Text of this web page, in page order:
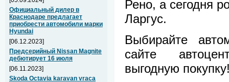
Официальный дилер в
Краснодаре предлагает
приобрести автомобили марки
Hyundai
[06.12.2023]
Предсерийный Nissan Magnite
дебютирует 16 июля
[06.11.2023]
Skoda Octavia karavan vraca
Рено, а сегодня
Ларгус.
Выбирайте
сайте
выгодную